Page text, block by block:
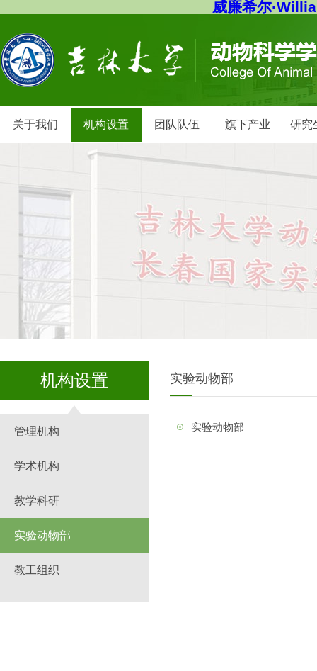
威廉希尔
关于我们 机构设置 团队队伍 旗下产业 研究
机构设置
管理机构
学术机构
教学科研
实验动物部
教工组织
实验动物部
实验动物部